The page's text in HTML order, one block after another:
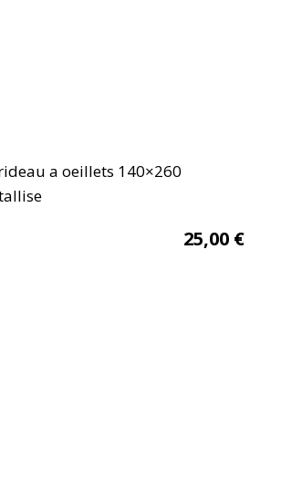
a oeillets 140×260
25,00 €